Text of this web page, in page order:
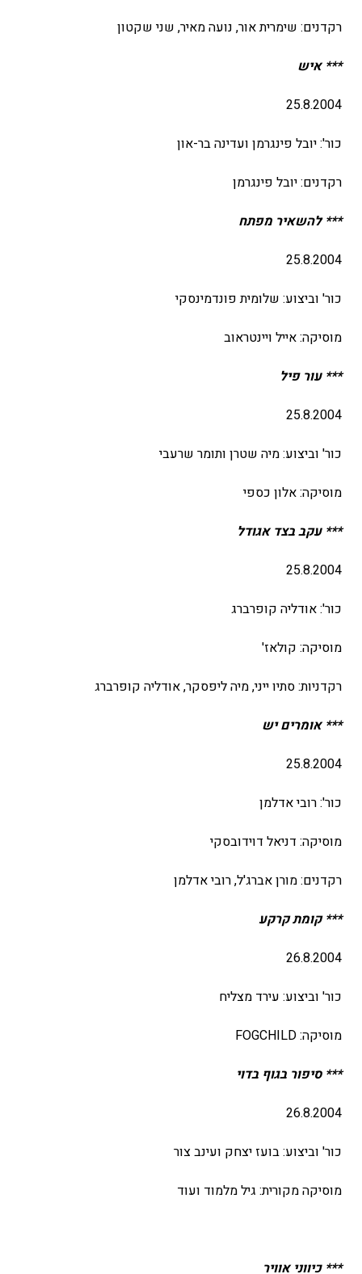
רקדנים: שימרית אור, נועה מאיר, שני שקטון
*** איש
25.8.2004
כור': יובל פינגרמן ועדינה בר-און
רקדנים: יובל פינגרמן
*** להשאיר מפתח
25.8.2004
כור' וביצוע: שלומית פונדמינסקי
מוסיקה: אייל ויינטראוב
*** עור פיל
25.8.2004
כור' וביצוע: מיה שטרן ותומר שרעבי
מוסיקה: אלון כספי
*** עקב בצד אגודל
25.8.2004
כור': אודליה קופרברג
מוסיקה: קולאז'
רקדניות: סתיו ייני, מיה ליפסקר, אודליה קופרברג
*** אומרים יש
25.8.2004
כור': רובי אדלמן
מוסיקה: דניאל דוידובסקי
רקדנים: מורן אברג'ל, רובי אדלמן
*** קומת קרקע
26.8.2004
כור' וביצוע: עירד מצליח
מוסיקה: FOGCHILD
*** סיפור בגוף בדוי
26.8.2004
כור' וביצוע: בועז יצחק ועינב צור
מוסיקה מקורית: גיל מלמוד ועוד
*** כיווני אוויר